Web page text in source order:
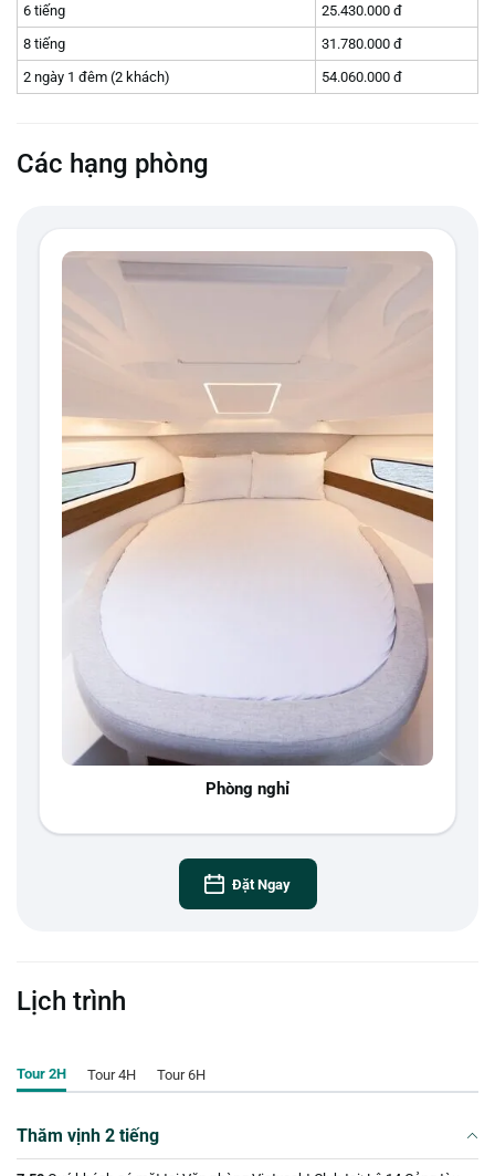
6 tiếng
25.430.000 đ
8 tiếng
31.780.000 đ
2 ngày 1 đêm (2 khách)
54.060.000 đ
Các hạng phòng
Phòng nghỉ
Đặt Ngay
Lịch trình
Tour 2H Tour 4H Tour 6H
Thăm vịnh 2 tiếng